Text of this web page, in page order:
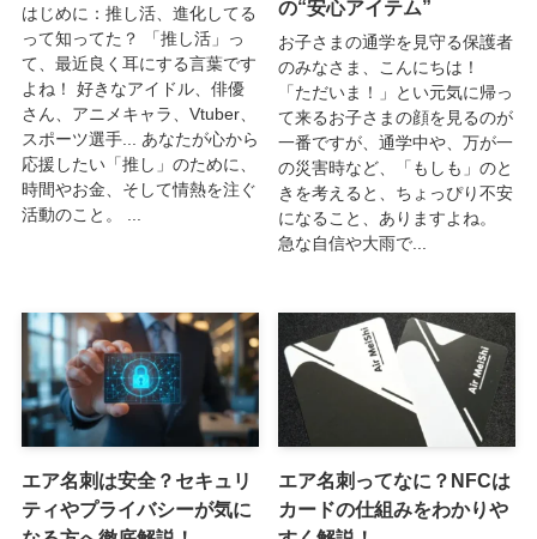
はじめに：推し活、進化してる
って知ってた？ 「推し活」っ
て、最近良く耳にする言葉です
よね！ 好きなアイドル、俳優
さん、アニメキャラ、Vtuber、
スポーツ選手... あなたが心から
応援したい「推し」のために、
時間やお金、そして情熱を注ぐ
活動のこと。 ...
の“安心アイテム”
お子さまの通学を見守る保護者
のみなさま、こんにちは！
「ただいま！」とい元気に帰っ
て来るお子さまの顔を見るのが
一番ですが、通学中や、万が一
の災害時など、「もしも」のと
きを考えると、ちょっぴり不安
になること、ありますよね。
急な自信や大雨で...
エア名刺は安全？セキュリ
ティやプライバシーが気に
エア名刺ってなに？NFCは
カードの仕組みをわかりや